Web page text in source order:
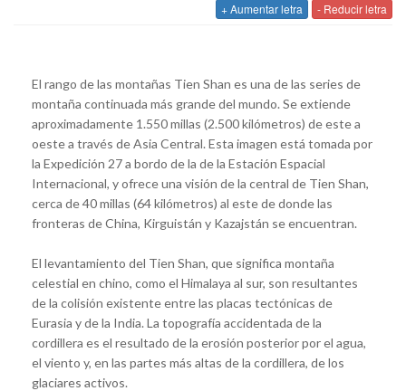
+ Aumentar letra - Reducir letra
El rango de las montañas Tien Shan es una de las series de
montaña continuada más grande del mundo. Se extiende
aproximadamente 1.550 millas (2.500 kilómetros) de este a
oeste a través de Asia Central. Esta imagen está tomada por
la Expedición 27 a bordo de la de la Estación Espacial
Internacional, y ofrece una visión de la central de Tien Shan,
cerca de 40 millas (64 kilómetros) al este de donde las
fronteras de China, Kirguistán y Kazajstán se encuentran.
El levantamiento del Tien Shan, que significa montaña
celestial en chino, como el Himalaya al sur, son resultantes
de la colisión existente entre las placas tectónicas de
Eurasia y de la India. La topografía accidentada de la
cordillera es el resultado de la erosión posterior por el agua,
el viento y, en las partes más altas de la cordillera, de los
glaciares activos.